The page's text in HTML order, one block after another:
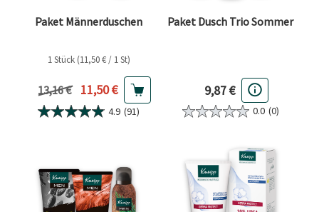
Paket Männerduschen
1 Stück (11,50 € / 1 St)
Vorheriger Preis
13,16 € Aktueller Preis
11,50 €
4.9 (91)
Paket Dusch Trio Sommer
9,87 €
0.0 (0)